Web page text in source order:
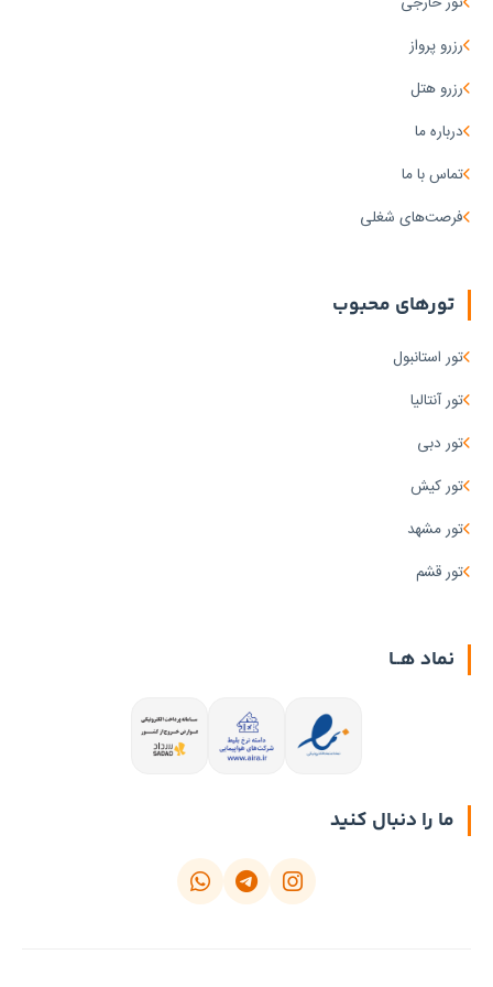
رزرو پرواز
رزرو هتل
درباره ما
تماس با ما
فرصت‌های شغلی
تورهای محبوب
تور استانبول
تور آنتالیا
تور دبی
تور کیش
تور مشهد
تور قشم
نماد هــا
ما را دنبال کنید